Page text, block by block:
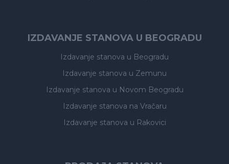
IZDAVANJE STANOVA U BEOGRADU
Izdavanje stanova u Beogradu
Izdavanje stanova u Zemunu
Izdavanje stanova u Novom Beogradu
Izdavanje stanova na Vračaru
Izdavanje stanova u Rakovici